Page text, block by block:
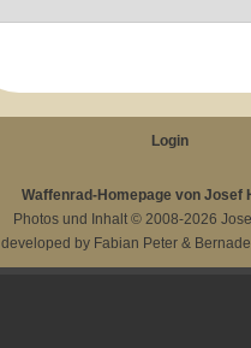
Login
Waffenrad-Homepage von Josef
Photos und Inhalt © 2008-2026
developed by Fabian Peter &